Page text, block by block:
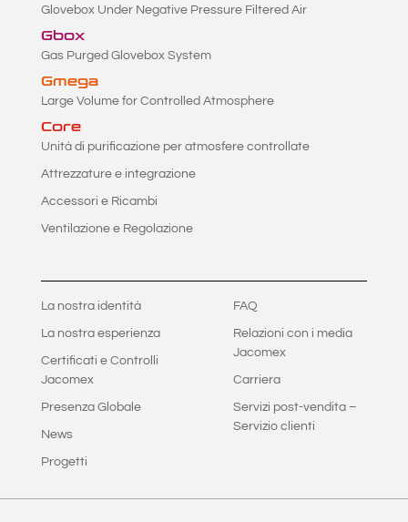
Glovebox Under Negative Pressure Filtered Air
Gbox
Gas Purged Glovebox System
Gmega
Large Volume for Controlled Atmosphere
Core
Unità di purificazione per atmosfere controllate
Attrezzature e integrazione
Accessori e Ricambi
Ventilazione e Regolazione
La nostra identità
La nostra esperienza
Certificati e Controlli
Jacomex
Presenza Globale
News
Progetti
FAQ
Relazioni con i media
Jacomex
Carriera
Servizi post-vendita –
Servizio clienti